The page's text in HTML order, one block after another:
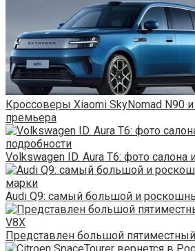
Кроссоверы Xiaomi SkyNomad N90
премьера
Volkswagen ID. Aura T6: фото
Audi Q9: самый большой и
Представлен большой